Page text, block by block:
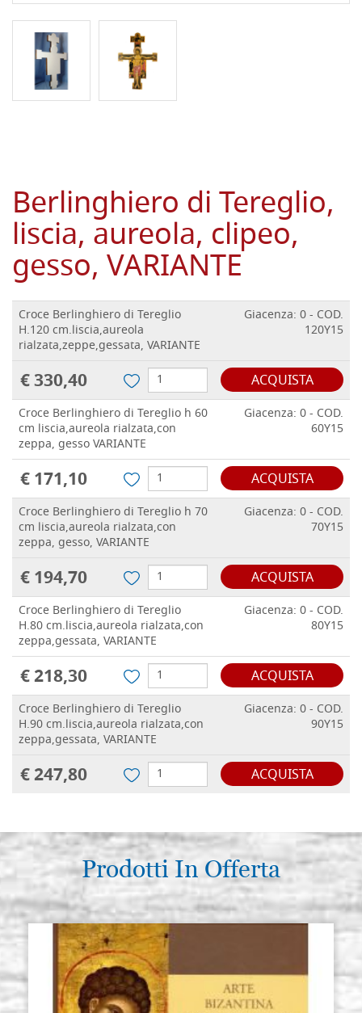
Berlinghiero di Tereglio,
liscia, aureola, clipeo,
gesso, VARIANTE
Croce Berlinghiero di Tereglio
H.120 cm.liscia,aureola
rialzata,zeppe,gessata, VARIANTE
Giacenza: 0 - COD.
120Y15
€ 330,40 ACQUISTA
Croce Berlinghiero di Tereglio h 60
cm liscia,aureola rialzata,con
zeppa, gesso VARIANTE
Giacenza: 0 - COD.
60Y15
€ 171,10 ACQUISTA
Croce Berlinghiero di Tereglio h 70
cm liscia,aureola rialzata,con
zeppa, gesso, VARIANTE
Giacenza: 0 - COD.
70Y15
€ 194,70 ACQUISTA
Croce Berlinghiero di Tereglio
H.80 cm.liscia,aureola rialzata,con
zeppa,gessata, VARIANTE
Giacenza: 0 - COD.
80Y15
€ 218,30 ACQUISTA
Croce Berlinghiero di Tereglio
H.90 cm.liscia,aureola rialzata,con
zeppa,gessata, VARIANTE
Giacenza: 0 - COD.
90Y15
€ 247,80 ACQUISTA
Prodotti In Offerta